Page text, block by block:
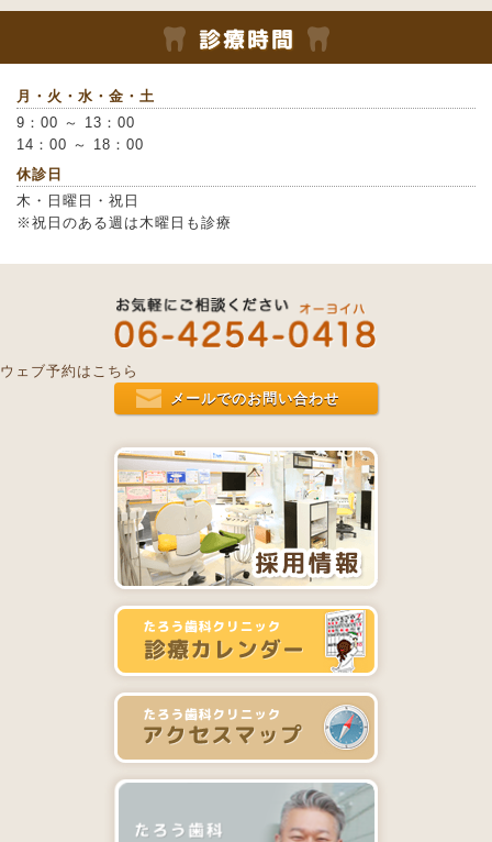
月・火・水・金・土
9：00 ～ 13：00
14：00 ～ 18：00
休診日
木・日曜日・祝日
※祝日のある週は木曜日も診療
ウェブ予約はこちら
メールでのお問い合わせ